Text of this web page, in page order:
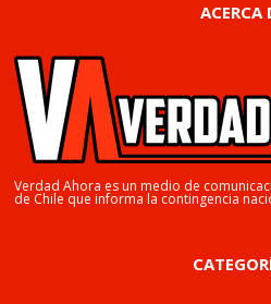
ACERCA
Verdad Ahora es un medio de
de Chile que informa la contingencia